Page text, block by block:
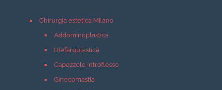
Chirurgia estetica Milano
Addominoplastica
Blefaroplastica
Capezzolo introflesso
Ginecomastia